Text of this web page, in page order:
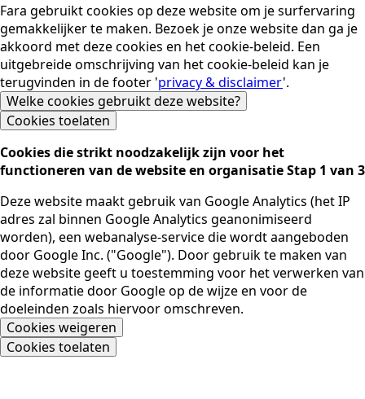
Fara gebruikt cookies op deze website om je surfervaring
gemakkelijker te maken. Bezoek je onze website dan ga je
akkoord met deze cookies en het cookie-beleid. Een
uitgebreide omschrijving van het cookie-beleid kan je
terugvinden in de footer 'privacy & disclaimer'.
Welke cookies gebruikt deze website?
Cookies toelaten
Cookies die strikt noodzakelijk zijn voor het
functioneren van de website en organisatie Stap 1 van 3
Deze website maakt gebruik van Google Analytics (het IP
adres zal binnen Google Analytics geanonimiseerd
worden), een webanalyse-service die wordt aangeboden
door Google Inc. ("Google"). Door gebruik te maken van
deze website geeft u toestemming voor het verwerken van
de informatie door Google op de wijze en voor de
doeleinden zoals hiervoor omschreven.
Cookies weigeren
Cookies toelaten